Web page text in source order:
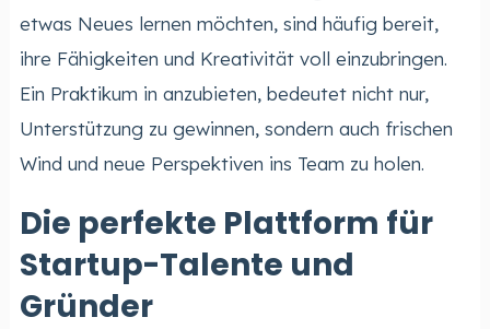
etwas Neues lernen möchten, sind häufig bereit,
ihre Fähigkeiten und Kreativität voll einzubringen.
Ein Praktikum in anzubieten, bedeutet nicht nur,
Unterstützung zu gewinnen, sondern auch frischen
Wind und neue Perspektiven ins Team zu holen.
Die perfekte Plattform für
Startup-Talente und
Gründer